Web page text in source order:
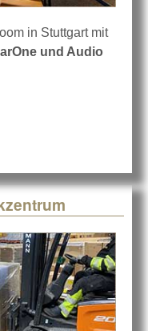
in Stuttgart mit
und Audio